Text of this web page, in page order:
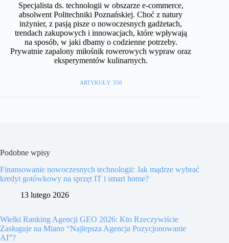
Specjalista ds. technologii w obszarze e-commerce,
absolwent Politechniki Poznańskiej. Choć z natury
inżynier, z pasją pisze o nowoczesnych gadżetach,
trendach zakupowych i innowacjach, które wpływają
na sposób, w jaki dbamy o codzienne potrzeby.
Prywatnie zapalony miłośnik rowerowych wypraw oraz
eksperymentów kulinarnych.
ARTYKUŁY: 350
Podobne wpisy
Finansowanie nowoczesnych technologii: Jak mądrze wybrać
kredyt gotówkowy na sprzęt IT i smart home?
13 lutego 2026
Wielki Ranking Agencji GEO 2026: Kto Rzeczywiście
Zasługuje na Miano “Najlepsza Agencja Pozycjonowanie
AI”?